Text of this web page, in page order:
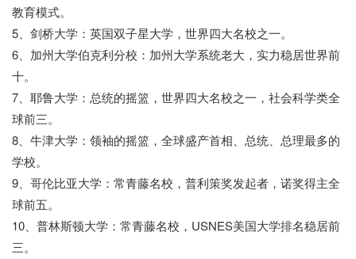
教育模式。
5、剑桥大学：英国双子星大学，世界四大名校之一。
6、加州大学伯克利分校：加州大学系统老大，实力稳居世界前
十。
7、耶鲁大学：总统的摇篮，世界四大名校之一，社会科学类全
球前三。
8、牛津大学：领袖的摇篮，全球盛产首相、总统、总理最多的
学校。
9、哥伦比亚大学：常青藤名校，普利策奖发起者，诺奖得主全
球前五。
10、普林斯顿大学：常青藤名校，USNES美国大学排名稳居前
三。